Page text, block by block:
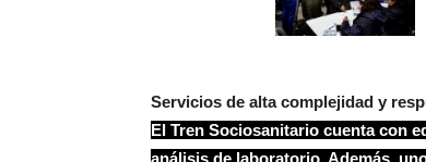
Servicios de alta complejidad y
El Tren Sociosanitario cuenta con